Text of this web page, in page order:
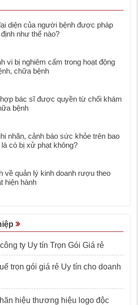
diện của người bệnh được pháp
như thế nào?
vi bị nghiêm cấm trong hoạt động
chữa bệnh
bác sĩ được quyền từ chối khám
bệnh
nhãn, cảnh báo sức khỏe trên bao
có bị xử phạt không?
về quản lý kinh doanh rượu theo
hiện hành
ty Uy tín Trọn Gói Giá rẻ
trọn gói giá rẻ Uy tín cho doanh
hiệu thương hiệu logo độc